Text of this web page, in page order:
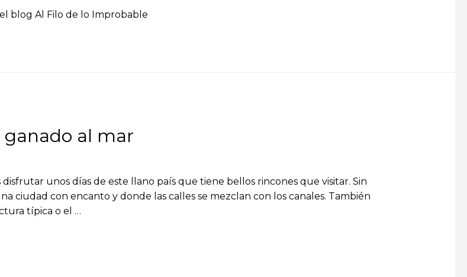
blog Al Filo de lo Improbable
ganado al mar
unos días de este llano país que tiene bellos rincones que visitar. Sin
ciudad con encanto y donde las calles se mezclan con los canales. También
típica o el …